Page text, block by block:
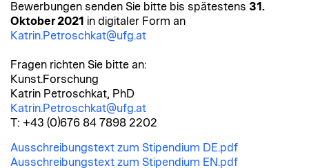
Bewerbungen senden Sie bitte bis spätestens 31.
Oktober 2021 in digitaler Form an
Katrin.Petroschkat@ufg.at
Fragen richten Sie bitte an:
Kunst.Forschung
Katrin Petroschkat, PhD
Katrin.Petroschkat@ufg.at
T: +43 (0)676 84 7898 2202
Ausschreibungstext zum Stipendium DE.pdf
Ausschreibungstext zum Stipendium EN.pdf